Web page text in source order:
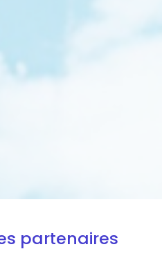
partenaires